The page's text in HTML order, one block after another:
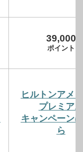
39,000
ポイント
ヒルトンアメ
プレミアム
キャンペーン
ら